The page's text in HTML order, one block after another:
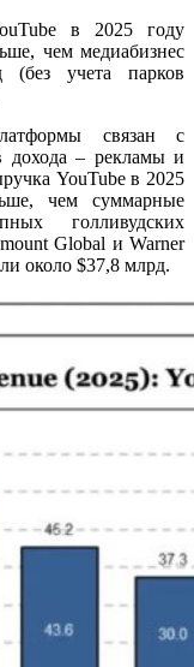
в 2025 году
чем медиабизнес
учета парков
связан с
дохода – рекламы и
YouTube в 2025
чем суммарные
голливудских
Global и Warner
около $37,8 млрд.